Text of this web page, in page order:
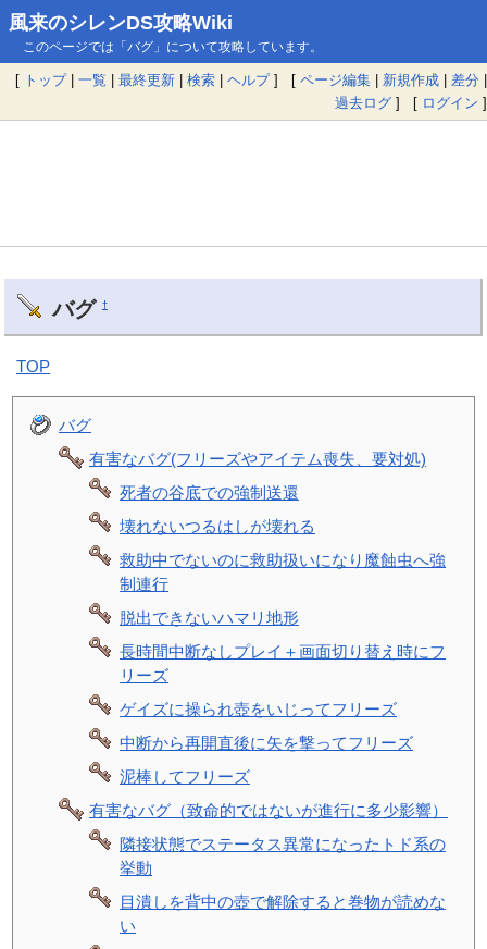
風来のシレンDS攻略Wiki
このページでは「バグ」について攻略しています。
[ トップ| 一覧 | 最終更新 | 検索 | ヘルプ] [ ページ編集 | 新規作成 | 差分 |
過去ログ ] [ ログイン ]
バグ †
TOP
バグ
有害なバグ(フリーズやアイテム喪失、要対処)
死者の谷底での強制送還
壊れないつるはしが壊れる
救助中でないのに救助扱いになり魔蝕虫へ強
制連行
脱出できないハマリ地形
長時間中断なしプレイ＋画面切り替え時にフ
リーズ
ゲイズに操られ壺をいじってフリーズ
中断から再開直後に矢を撃ってフリーズ
泥棒してフリーズ
有害なバグ（致命的ではないが進行に多少影響）
隣接状態でステータス異常になったトド系の
挙動
目潰しを背中の壺で解除すると巻物が読めな
い